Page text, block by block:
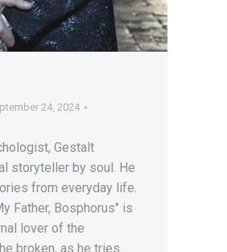
24, 2024
Gestalt
storyteller by soul. He
from everyday life.
Father, Bosphorus" is
lover of the
broken, as he tries...